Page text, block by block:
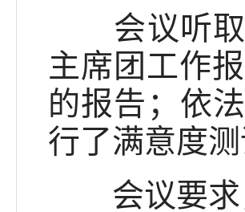
会议听取
主席团工作
的报告；依
行了满意度
会议要求，